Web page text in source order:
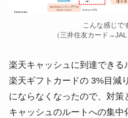
こんな感じで
（三井住友カード→JAL
楽天キャッシュに到達できる
楽天ギフトカードの 3%目減
にならなくなったので、対
キャッシュのルートへの集中